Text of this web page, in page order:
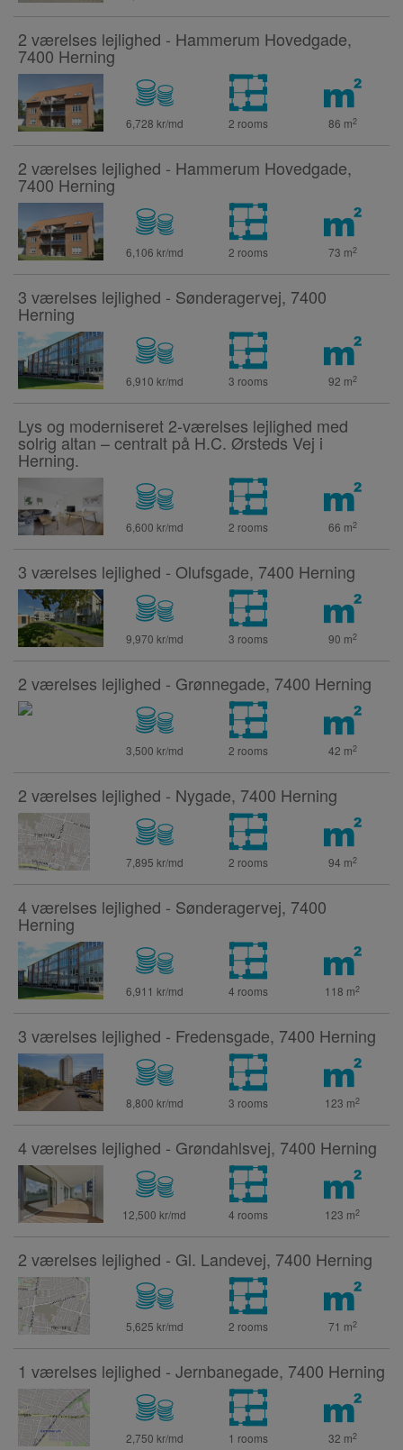
2 værelses lejlighed - Hammerum Hovedgade,
7400 Herning
6,728 kr/md 2 rooms 86 m2
2 værelses lejlighed - Hammerum Hovedgade,
7400 Herning
6,106 kr/md 2 rooms 73 m2
3 værelses lejlighed - Sønderagervej, 7400
Herning
6,910 kr/md 3 rooms 92 m2
Lys og moderniseret 2-værelses lejlighed med
solrig altan – centralt på H.C. Ørsteds Vej i
Herning.
6,600 kr/md 2 rooms 66 m2
3 værelses lejlighed - Olufsgade, 7400 Herning
9,970 kr/md 3 rooms 90 m2
2 værelses lejlighed - Grønnegade, 7400 Herning
3,500 kr/md 2 rooms 42 m2
2 værelses lejlighed - Nygade, 7400 Herning
7,895 kr/md 2 rooms 94 m2
4 værelses lejlighed - Sønderagervej, 7400
Herning
6,911 kr/md 4 rooms 118 m2
3 værelses lejlighed - Fredensgade, 7400 Herning
8,800 kr/md 3 rooms 123 m2
4 værelses lejlighed - Grøndahlsvej, 7400 Herning
12,500 kr/md 4 rooms 123 m2
2 værelses lejlighed - Gl. Landevej, 7400 Herning
5,625 kr/md 2 rooms 71 m2
1 værelses lejlighed - Jernbanegade, 7400 Herning
2,750 kr/md 1 rooms 32 m2